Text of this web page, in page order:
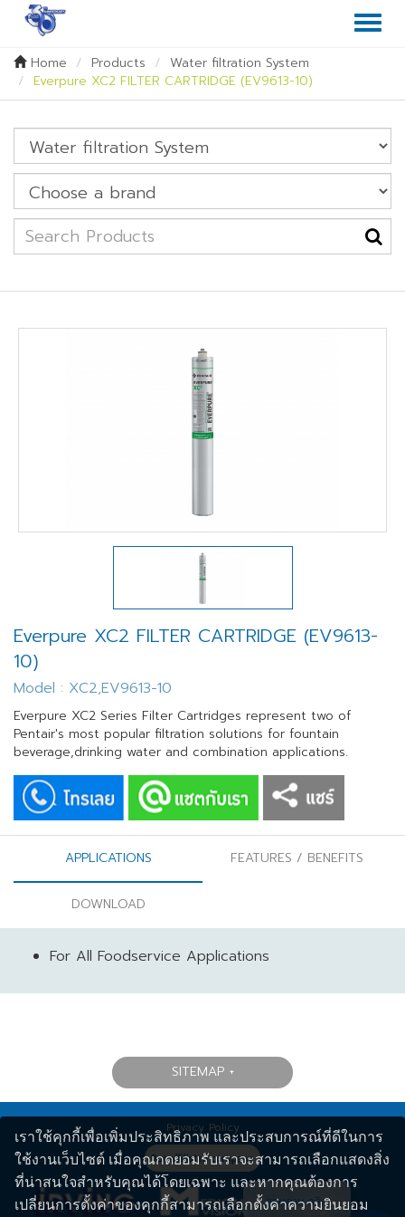
Home
Products
Water filtration System
Everpure XC2 FILTER CARTRIDGE (EV9613-10)
Everpure XC2 FILTER CARTRIDGE (EV9613-
10)
Model : XC2,EV9613-10
Everpure XC2 Series Filter Cartridges represent two of
Pentair's most popular filtration solutions for fountain
beverage,drinking water and combination applications.
APPLICATIONS FEATURES / BENEFITS
DOWNLOAD
For All Foodservice Applications
SITEMAP
Privacy Policy
เราใช้คุกกี้เพื่อเพิ่มประสิทธิภาพ และประสบการณ์ที่ดีในการ
ใช้งานเว็บไซต์ เมื่อคุณกดยอมรับเราจะสามารถเลือกแสดงสิ่ง
ที่น่าสนใจสำหรับคุณได้โดยเฉพาะ และหากคุณต้องการ
เปลี่ยนการตั้งค่าของคุกกี้สามารถเลือกตั้งค่าความยินยอม
สอบถาม คลิก